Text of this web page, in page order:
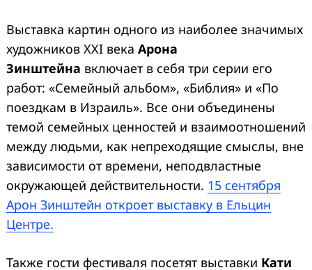
Выставка картин одного из наиболее значимых
художников XXI века Арона
Зинштейна включает в себя три серии его
работ: «Семейный альбом», «Библия» и «По
поездкам в Израиль». Все они объединены
темой семейных ценностей и взаимоотношений
между людьми, как непреходящие смыслы, вне
зависимости от времени, неподвластные
окружающей действительности. 15 сентября
Арон Зинштейн откроет выставку в Ельцин
Центре.
Также гости фестиваля посетят выставки Кати